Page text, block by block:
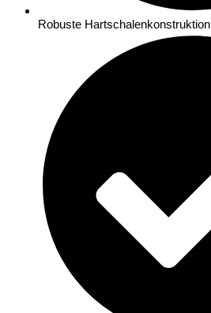
Robuste Hartschalenkonstruktion